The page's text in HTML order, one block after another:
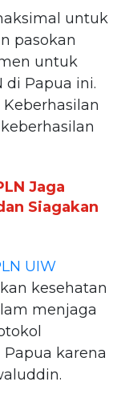
untuk
pasokan
untuk
di Papua ini.
Jaga
Siagakan
UIW
kesehatan
menjaga
karena